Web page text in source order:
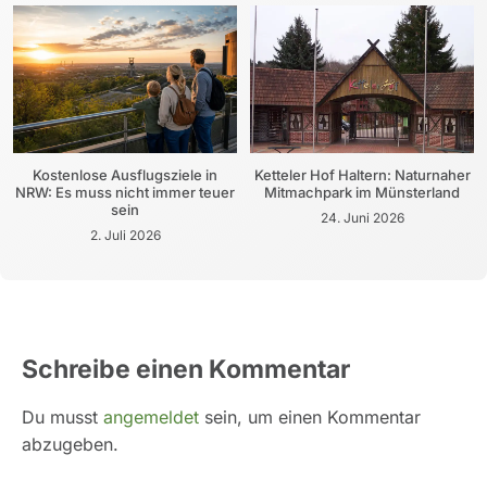
Kostenlose Ausflugsziele in
NRW: Es muss nicht immer teuer
sein
2. Juli 2026
Ketteler Hof Haltern: Naturnaher
Mitmachpark im Münsterland
24. Juni 2026
Schreibe einen Kommentar
Du musst angemeldet sein, um einen Kommentar
abzugeben.